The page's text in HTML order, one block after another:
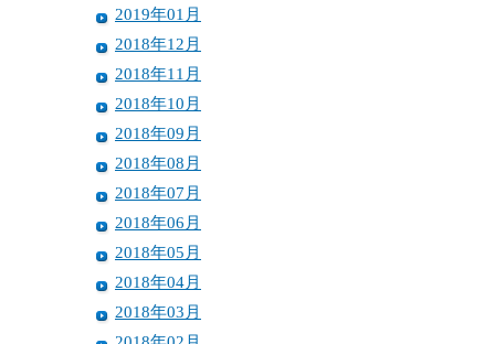
2019年01月
2018年12月
2018年11月
2018年10月
2018年09月
2018年08月
2018年07月
2018年06月
2018年05月
2018年04月
2018年03月